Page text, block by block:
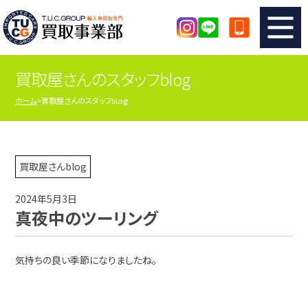
TUCのカンタン査定
査定の注意事項 メーカー別査定フォーム
TUCの買取実績
店舗紹介
買取屋さんのスタッフblog
ホーム 買取屋さんのスタッフblog
買取屋さんblog
2024年5月3日
真夜中のツーリング
気持ちの良い季節になりましたね。